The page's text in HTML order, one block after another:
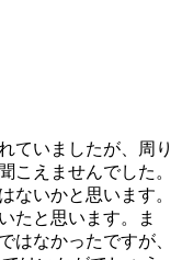
ていましたが、周り
こえませんでした。
ないかと思います。
たと思います。ま
はなかったですが、